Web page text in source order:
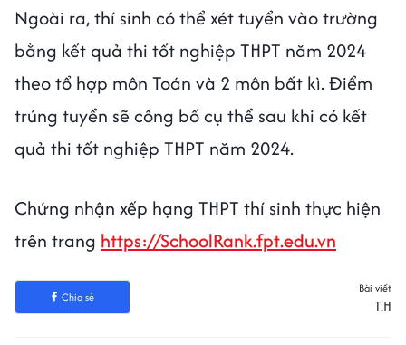
Ngoài ra, thí sinh có thể xét tuyển vào trường
bằng kết quả thi tốt nghiệp THPT năm 2024
theo tổ hợp môn Toán và 2 môn bất kì. Điểm
trúng tuyển sẽ công bố cụ thể sau khi có kết
quả thi tốt nghiệp THPT năm 2024.
Chứng nhận xếp hạng THPT thí sinh thực hiện
trên trang https://SchoolRank.fpt.edu.vn
Chia sẻ
Bài viết
T.H